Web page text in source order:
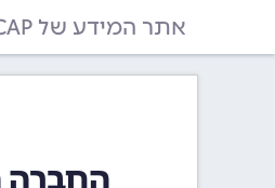
אתר המידע של CAP
החברה